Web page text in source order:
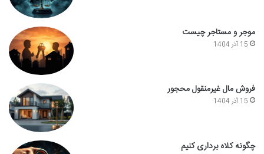
موجر و مستاجر چیست
15 آذر 1404
فروش مال غیرمنقول محجور
15 آذر 1404
چگونه کلاه برداری کنیم